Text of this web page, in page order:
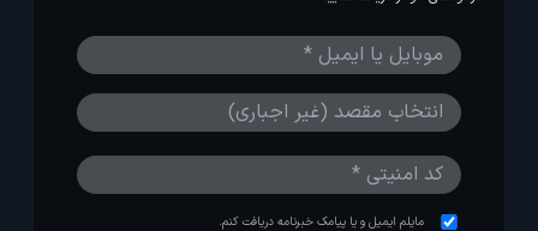
مایلم ایمیل و یا پیامک خبرنامه دریافت کنم.